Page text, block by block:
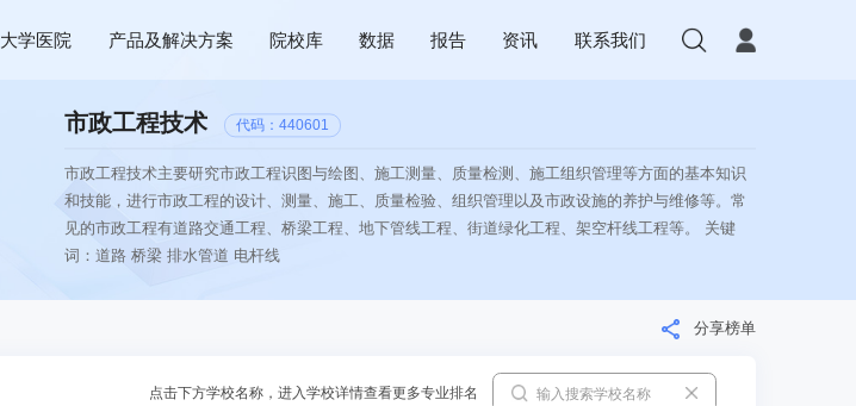
大学医院 产品及解决方案 院校库 数据 报告 资讯 联系我们
市政工程技术 代码：440601
市政工程技术主要研究市政工程识图与绘图、施工测量、质量检测、施工组织管理等方面的基本知识
和技能，进行市政工程的设计、测量、施工、质量检验、组织管理以及市政设施的养护与维修等。常
见的市政工程有道路交通工程、桥梁工程、地下管线工程、街道绿化工程、架空杆线工程等。 关键
词：道路 桥梁 排水管道 电杆线
分享榜单
点击下方学校名称，进入学校详情查看更多专业排名